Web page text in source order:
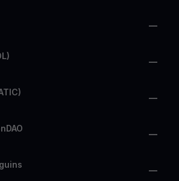
—
—
—
—
—